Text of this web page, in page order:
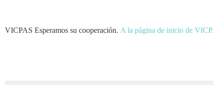
VICPAS Esperamos su cooperación. A la página de inicio de